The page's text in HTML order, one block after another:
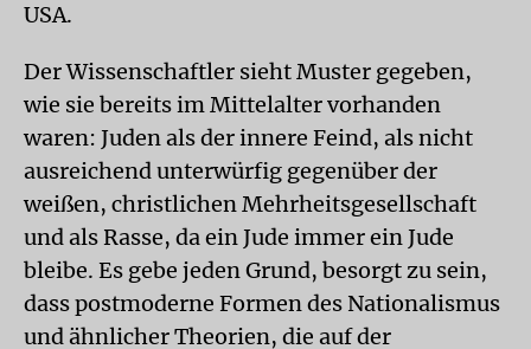
USA.
Der Wissenschaftler sieht Muster gegeben,
wie sie bereits im Mittelalter vorhanden
waren: Juden als der innere Feind, als nicht
ausreichend unterwürfig gegenüber der
weißen, christlichen Mehrheitsgesellschaft
und als Rasse, da ein Jude immer ein Jude
bleibe. Es gebe jeden Grund, besorgt zu sein,
dass postmoderne Formen des Nationalismus
und ähnlicher Theorien, die auf der